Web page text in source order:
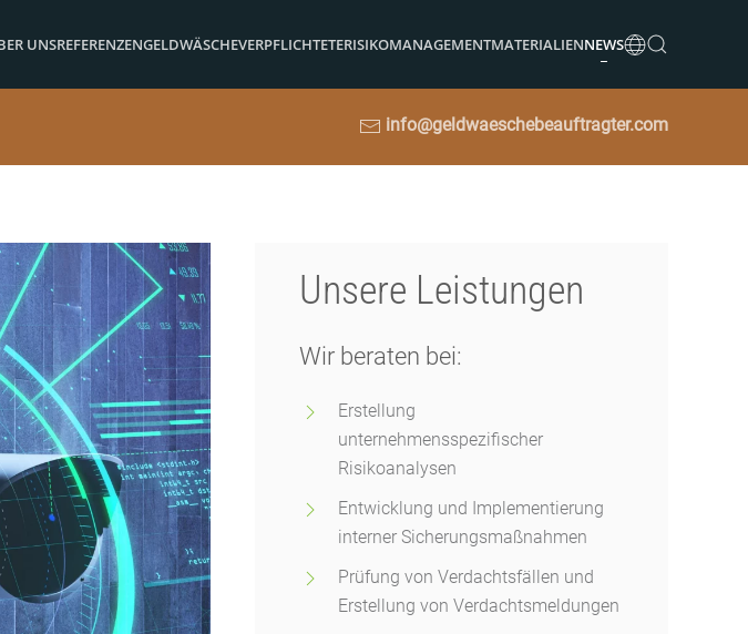
UNSREFERENZENGELDWÄSCHEVERPFLICHTETERISIKOMANAGEMENTMATERIALIENNEWS
info@geldwaeschebeauftragter.com
Unsere Leistungen
Wir beraten bei:
Erstellung
unternehmensspezifischer
Risikoanalysen
Entwicklung und Implementierung
interner Sicherungsmaßnahmen
Prüfung von Verdachtsfällen und
Erstellung von Verdachtsmeldungen